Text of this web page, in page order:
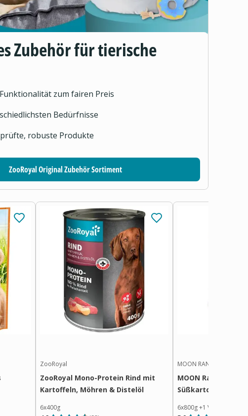
Zubehör für tierische
zum fairen Preis
Bedürfnisse
robuste Produkte
ZooRoyal Original Zubehör Sortiment
ZooRoyal
ZooRoyal Mono-Protein Rind mit
Kartoffeln, Möhren & Distelöl
6x400g
MOON RANGER
MOON Ranger
Süßkartoffeln
6x800g+1 Variante